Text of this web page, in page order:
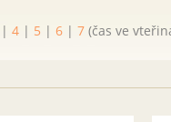
| 4 | 5 | 6 | 7 (čas ve